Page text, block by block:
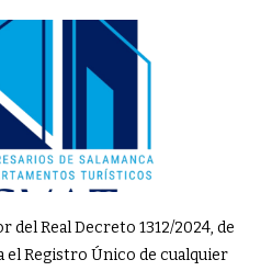
del Real Decreto 1312/2024, de
el Registro Único de cualquier